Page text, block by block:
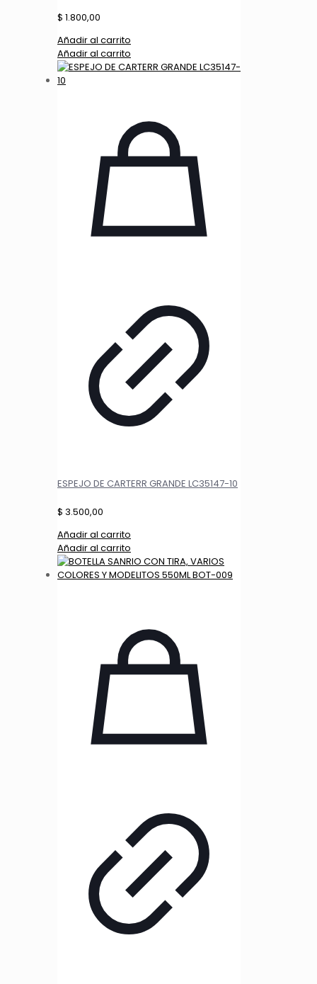
$ 1.800,00
Añadir al carrito
Añadir al carrito
ESPEJO DE CARTERR GRANDE LC35147-10
$ 3.500,00
Añadir al carrito
Añadir al carrito